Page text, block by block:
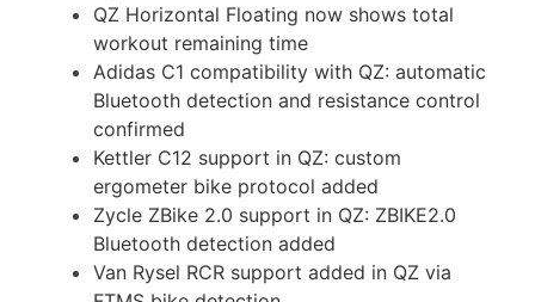
QZ Horizontal Floating now shows total
workout remaining time
Adidas C1 compatibility with QZ: automatic
Bluetooth detection and resistance control
confirmed
Kettler C12 support in QZ: custom
ergometer bike protocol added
Zycle ZBike 2.0 support in QZ: ZBIKE2.0
Bluetooth detection added
Van Rysel RCR support added in QZ via